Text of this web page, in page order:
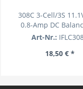
308C 3-Cell/3S
0.8-Amp DC
Art-Nr.:
18,50 € *